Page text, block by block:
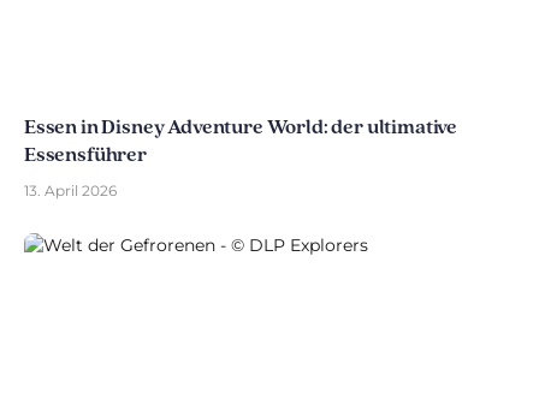
Essen in Disney Adventure World: der ultimative
Essensführer
13. April 2026